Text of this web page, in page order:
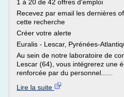
1 à 20 de 42 offres d'emploi
Recevez par email les dernières
cette recherche
Créer votre alerte
Euralis - Lescar, Pyrénées-
Au sein de notre laboratoire de
Lescar (64), vous intégrerez une
renforcée par du personnel......
Lire la suite